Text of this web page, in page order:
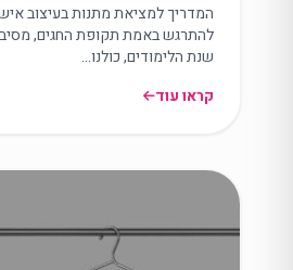
המדריך למציאת מתנות בעיצוב
להתרגש באמת תקופת החגים,
שנת הלימודים, כולנו…
קראו עוד